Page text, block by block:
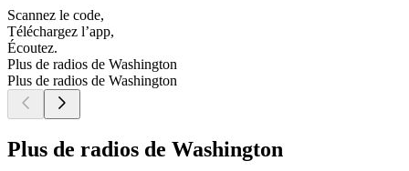
Scannez le code,
Téléchargez l’app,
Écoutez.
Plus de radios de Washington
Plus de radios de Washington
Plus de radios de Washington